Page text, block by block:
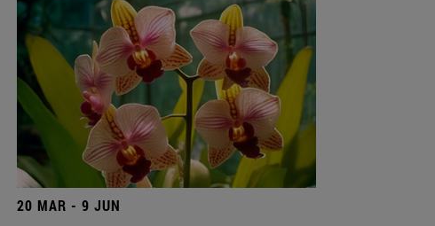
20 MAR - 9 JUN